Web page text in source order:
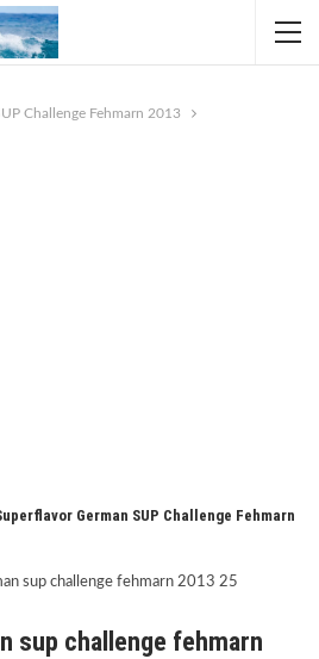
Challenge Fehmarn 2013
German SUP Challenge Fehmarn
sup challenge fehmarn